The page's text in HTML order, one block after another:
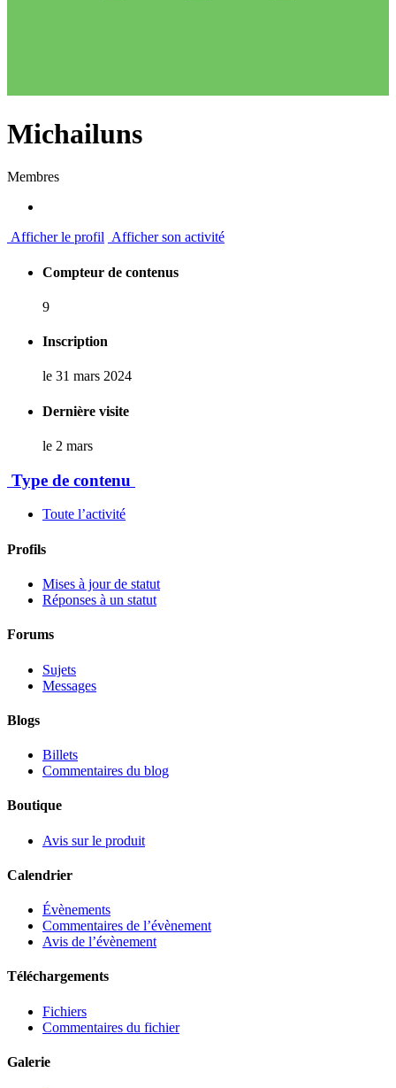
Michailuns
Membres
Afficher le profil Afficher son activité
Compteur de contenus
9
Inscription
le 31 mars 2024
Dernière visite
le 2 mars
Type de contenu
Toute l’activité
Profils
Mises à jour de statut
Réponses à un statut
Forums
Sujets
Messages
Blogs
Billets
Commentaires du blog
Boutique
Avis sur le produit
Calendrier
Évènements
Commentaires de l’évènement
Avis de l’évènement
Téléchargements
Fichiers
Commentaires du fichier
Galerie